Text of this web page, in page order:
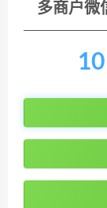
多商户微
10